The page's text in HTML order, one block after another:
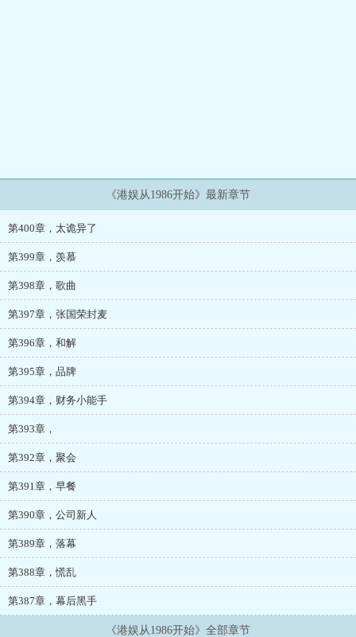
《港娱从1986开始》最新章节
第400章，太诡异了
第399章，羡慕
第398章，歌曲
第397章，张国荣封麦
第396章，和解
第395章，品牌
第394章，财务小能手
第393章，
第392章，聚会
第391章，早餐
第390章，公司新人
第389章，落幕
第388章，慌乱
第387章，幕后黑手
《港娱从1986开始》全部章节